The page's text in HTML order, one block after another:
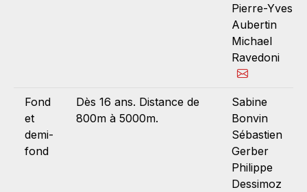
Pierre-Yves
Aubertin
Michael
Ravedoni
Fond
et
demi-
fond
Dès 16 ans. Distance de
800m à 5000m.
Sabine
Bonvin
Sébastien
Gerber
Philippe
Dessimoz